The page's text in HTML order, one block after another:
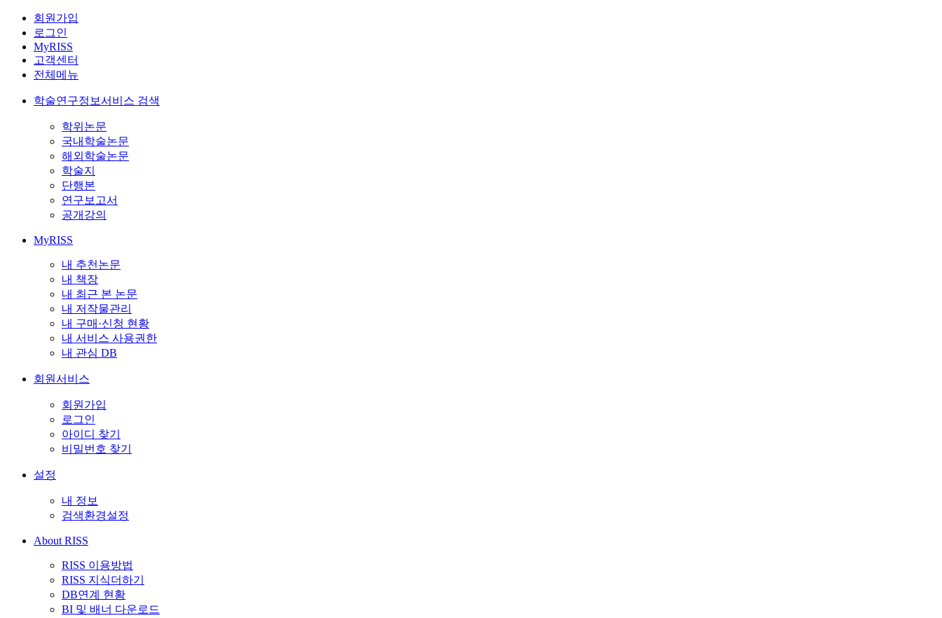
회원가입
로그인
MyRISS
고객센터
전체메뉴
학술연구정보서비스 검색
학위논문
국내학술논문
해외학술논문
학술지
단행본
연구보고서
공개강의
MyRISS
내 추천논문
내 책장
내 최근 본 논문
내 저작물관리
내 구매·신청 현황
내 서비스 사용권한
내 관심 DB
회원서비스
회원가입
로그인
아이디 찾기
비밀번호 찾기
설정
내 정보
검색환경설정
About RISS
RISS 이용방법
RISS 지식더하기
DB연계 현황
BI 및 배너 다운로드